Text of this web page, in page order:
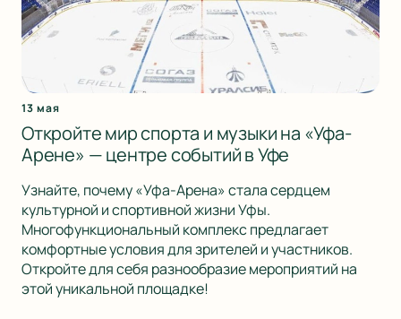
13 мая
Откройте мир спорта и музыки на «Уфа-
Арене» — центре событий в Уфе
Узнайте, почему «Уфа-Арена» стала сердцем
культурной и спортивной жизни Уфы.
Многофункциональный комплекс предлагает
комфортные условия для зрителей и участников.
Откройте для себя разнообразие мероприятий на
этой уникальной площадке!